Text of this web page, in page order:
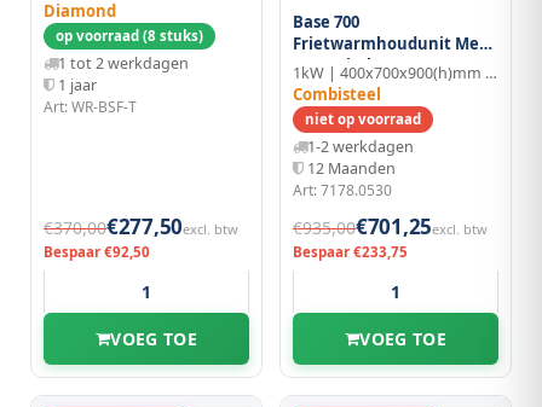
Diamond
op voorraad (8 stuks)
1 tot 2 werkdagen
1 jaar
Art: WR-BSF-T
€370,00€277,50excl. btw
Bespaar €92,50
VOEG TOE
Base 700
Frietwarmhoudunit Met
Keramische Top Heater 1kW | 400x700x900(h)mm | GN 1/1
Combisteel
niet op voorraad
1-2 werkdagen
12 Maanden
Art: 7178.0530
€935,00€701,25excl. btw
Bespaar €233,75
VOEG TOE